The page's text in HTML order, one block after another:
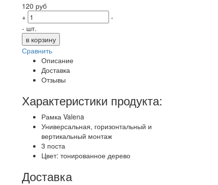
120 руб
+
-
- шт.
Сравнить
Описание
Доставка
Отзывы
Характеристики продукта:
Рамка Valena
Универсальная, горизонтальный и
вертикальный монтаж
3 поста
Цвет: тонированное дерево
Доставка